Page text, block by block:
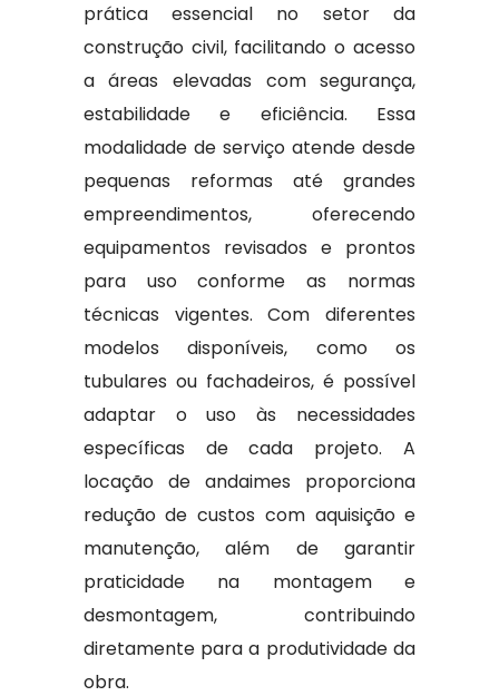
prática essencial no setor da
construção civil, facilitando o acesso
a áreas elevadas com segurança,
estabilidade e eficiência. Essa
modalidade de serviço atende desde
pequenas reformas até grandes
empreendimentos, oferecendo
equipamentos revisados e prontos
para uso conforme as normas
técnicas vigentes. Com diferentes
modelos disponíveis, como os
tubulares ou fachadeiros, é possível
adaptar o uso às necessidades
específicas de cada projeto. A
locação de andaimes proporciona
redução de custos com aquisição e
manutenção, além de garantir
praticidade na montagem e
desmontagem, contribuindo
diretamente para a produtividade da
obra.